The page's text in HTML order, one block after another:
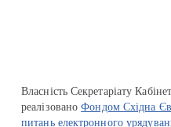
Власність Секретаріату
реалізованоФондом Східна
питань електронного